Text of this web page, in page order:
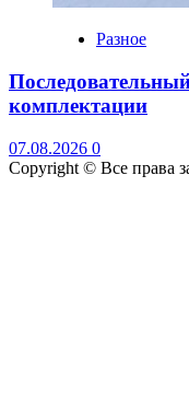
Разное
комплектации
07.08.2026 0
Copyright © Все права